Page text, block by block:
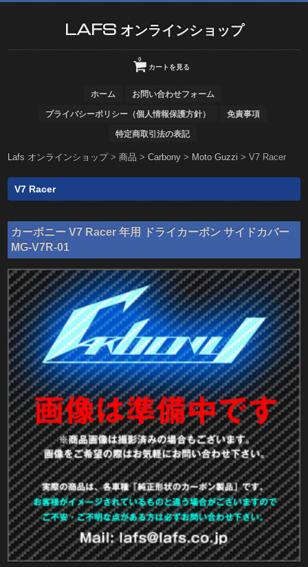
LAFS オンラインショップ
カートを見る
0
ホーム お問い合わせフォーム
プライバシーポリシー（個人情報保護方針） 免責事項
特定商取引法の表記
Lafs オンラインショップ>商品 >Carbony > Moto Guzzi >V7 Racer
V7 Racer
カーボニー V7 Racer 年用 ドライカーボン サイドカバー
MG-V7R-01